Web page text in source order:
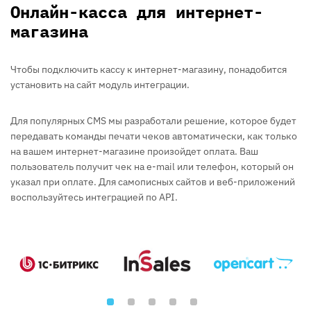
Онлайн-касса для интернет-
магазина
Чтобы подключить кассу к интернет-магазину, понадобится
установить на сайт модуль интеграции.
Для популярных CMS мы разработали решение, которое будет
передавать команды печати чеков автоматически, как только
на вашем интернет-магазине произойдет оплата. Ваш
пользователь получит чек на e-mail или телефон, который он
указал при оплате. Для самописных сайтов и веб-приложений
воспользуйтесь интеграцией по API.